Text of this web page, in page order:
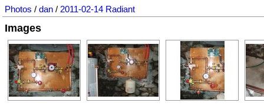
Photos / dan / 2011-02-14 Radiant
Images